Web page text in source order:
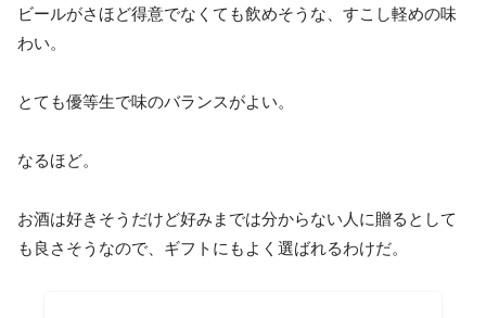
ビールがさほど得意でなくても飲めそうな、すこし軽めの味
わい。
とても優等生で味のバランスがよい。
なるほど。
お酒は好きそうだけど好みまでは分からない人に贈るとして
も良さそうなので、ギフトにもよく選ばれるわけだ。